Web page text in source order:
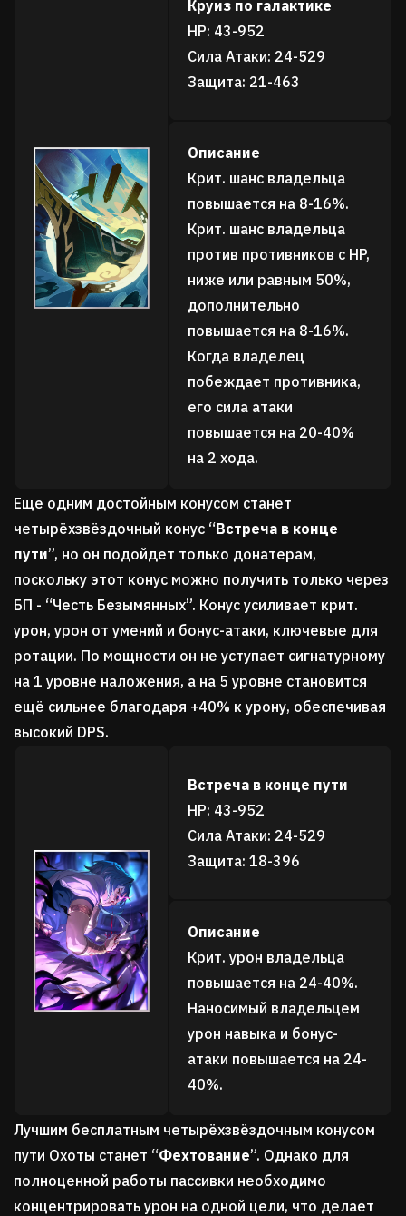
Круиз по галактике
HP: 43-952
Сила Атаки: 24-529
Защита: 21-463
Описание
Крит. шанс владельца
повышается на 8-16%.
Крит. шанс владельца
против противников с HP,
ниже или равным 50%,
дополнительно
повышается на 8-16%.
Когда владелец
побеждает противника,
его сила атаки
повышается на 20-40%
на 2 хода.
Еще одним достойным конусом станет
четырёхзвёздочный конус “Встреча в конце
пути”, но он подойдет только донатерам,
поскольку этот конус можно получить только через
БП - “Честь Безымянных”. Конус усиливает крит.
урон, урон от умений и бонус-атаки, ключевые для
ротации. По мощности он не уступает сигнатурному
на 1 уровне наложения, а на 5 уровне становится
ещё сильнее благодаря +40% к урону, обеспечивая
высокий DPS.
Встреча в конце пути
HP: 43-952
Сила Атаки: 24-529
Защита: 18-396
Описание
Крит. урон владельца
повышается на 24-40%.
Наносимый владельцем
урон навыка и бонус-
атаки повышается на 24-
40%.
Лучшим бесплатным четырёхзвёздочным конусом
пути Охоты станет “Фехтование”. Однако для
полноценной работы пассивки необходимо
концентрировать урон на одной цели, что делает